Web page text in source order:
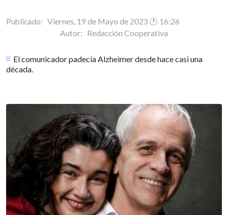
Publicado: Viernes, 19 de Mayo de 2023 🕐 16:26
Autor: Redacción Cooperativa
El comunicador padecía Alzheimer desde hace casi una
década.